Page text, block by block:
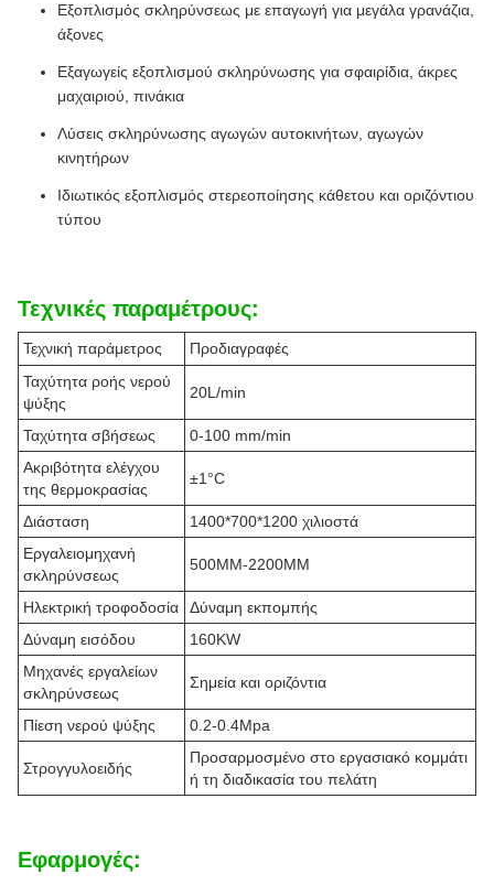
Εξοπλισμός σκληρύνσεως με επαγωγή για μεγάλα γρανάζια,
άξονες
Εξαγωγείς εξοπλισμού σκληρύνωσης για σφαιρίδια, άκρες
μαχαιριού, πινάκια
Λύσεις σκληρύνωσης αγωγών αυτοκινήτων, αγωγών
κινητήρων
Ιδιωτικός εξοπλισμός στερεοποίησης κάθετου και οριζόντιου
τύπου
Τεχνικές παραμέτρους:
Τεχνική παράμετρος
Προδιαγραφές
Ταχύτητα ροής νερού
ψύξης
20L/min
Ταχύτητα σβήσεως
0-100 mm/min
Ακριβότητα ελέγχου
της θερμοκρασίας
±1°C
Διάσταση
1400*700*1200 χιλιοστά
Εργαλειομηχανή
σκληρύνσεως
500MM-2200MM
Ηλεκτρική τροφοδοσία
Δύναμη εκπομπής
Δύναμη εισόδου
160KW
Μηχανές εργαλείων
σκληρύνσεως
Σημεία και οριζόντια
Πίεση νερού ψύξης 0.2-0.4Mpa
Στρογγυλοειδής
Προσαρμοσμένο στο εργασιακό κομμάτι
ή τη διαδικασία του πελάτη
Εφαρμογές: